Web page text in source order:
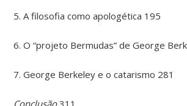
5. A filosofia como apologética 195
6. O “projeto Bermudas” de George
7. George Berkeley e o catarismo 281
Conclusão311